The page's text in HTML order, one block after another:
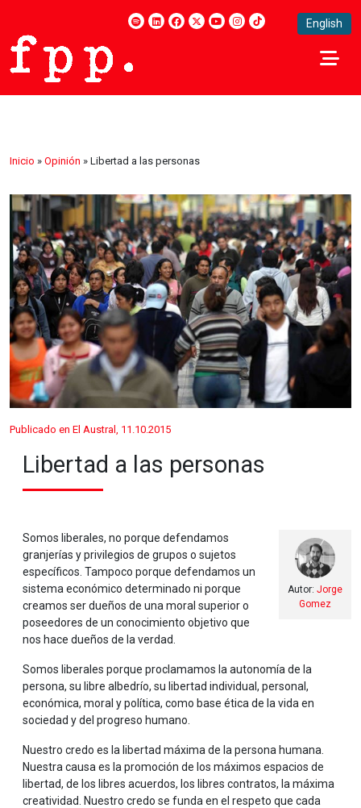
English
Inicio » Opinión » Libertad a las personas
Publicado en El Austral, 11.10.2015
Libertad a las personas
Autor: Jorge
Gomez
Somos liberales, no porque defendamos
granjerías y privilegios de grupos o sujetos
específicos. Tampoco porque defendamos un
sistema económico determinado ni porque
creamos ser dueños de una moral superior o
poseedores de un conocimiento objetivo que
nos hace dueños de la verdad.
Somos liberales porque proclamamos la autonomía de la
persona, su libre albedrío, su libertad individual, personal,
económica, moral y política, como base ética de la vida en
sociedad y del progreso humano.
Nuestro credo es la libertad máxima de la persona humana.
Nuestra causa es la promoción de los máximos espacios de
libertad, de los libres acuerdos, los libres contratos, la máxima
creatividad. Nuestro credo se funda en el respeto que cada